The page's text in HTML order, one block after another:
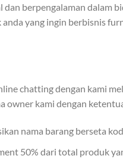
berpengalaman dalam
yang ingin berbisnis
chatting dengan kami
owner kami dengan
nama barang berseta
50% dari total produk